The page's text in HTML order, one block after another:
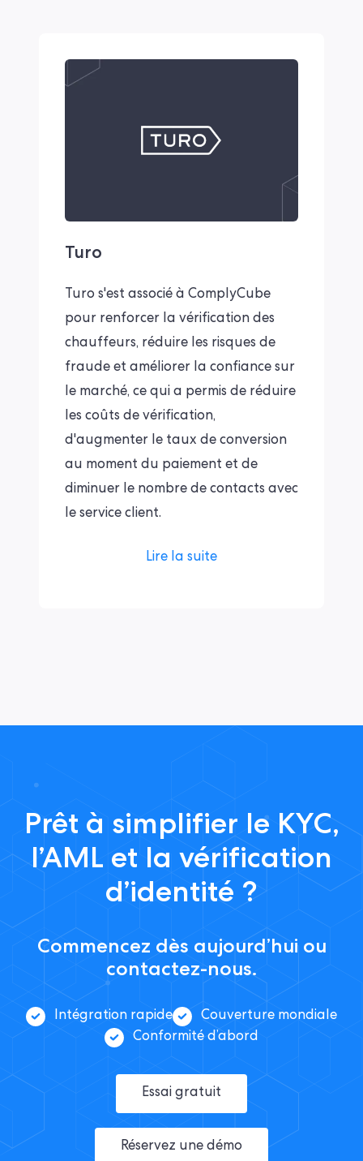
Turo
Turo s'est associé à ComplyCube
pour renforcer la vérification des
chauffeurs, réduire les risques de
fraude et améliorer la confiance sur
le marché, ce qui a permis de réduire
les coûts de vérification,
d'augmenter le taux de conversion
au moment du paiement et de
diminuer le nombre de contacts avec
le service client.
Lire la suite
Prêt à simplifier le KYC,
l’AML et la vérification
d’identité ?
Commencez dès aujourd’hui ou
contactez-nous.
Intégration rapide
Couverture mondiale
Conformité d’abord
Essai gratuit
Réservez une démo